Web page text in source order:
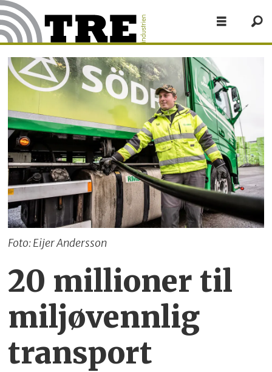
Foto: Eijer Andersson
20 millioner til
miljøvennlig
transport